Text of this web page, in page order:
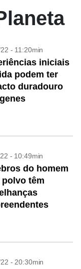
- 11:20min
iniciais
podem ter
duradouro
- 10:49min
do homem
polvo têm
- 20:30min